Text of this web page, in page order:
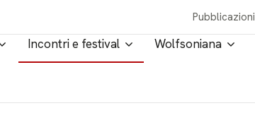
Pubblicazioni
Incontri e festival Wolfsoniana